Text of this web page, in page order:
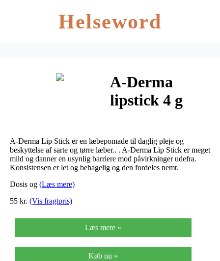
Helseword
A-Derma
lipstick 4 g
A-Derma Lip Stick er en læbepomade til daglig pleje og
beskyttelse af sarte og tørre læber.. . A-Derma Lip Stick er meget
mild og danner en usynlig barriere mod påvirkninger udefra.
Konsistensen er let og behagelig og den fordeles nemt.
Dosis og (Læs mere)
55 kr. (Vis fragtpris)
Læs mere »
Køb nu »